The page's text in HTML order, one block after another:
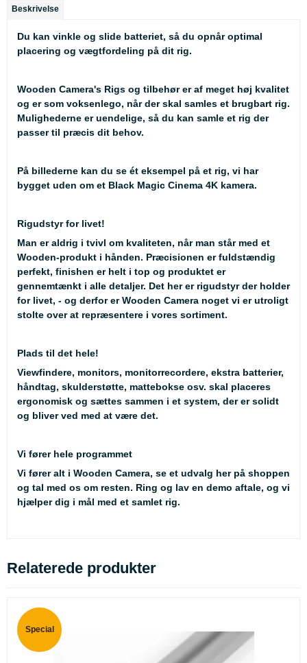
Beskrivelse
Du kan vinkle og slide batteriet, så du opnår optimal
placering og vægtfordeling på dit rig.
Wooden Camera's Rigs og tilbehør er af meget høj kvalitet
og er som voksenlego, når der skal samles et brugbart rig.
Mulighederne er uendelige, så du kan samle et rig der
passer til præcis dit behov.
På billederne kan du se ét eksempel på et rig, vi har
bygget uden om et Black Magic Cinema 4K kamera.
Rigudstyr for livet!
Man er aldrig i tvivl om kvaliteten, når man står med et
Wooden-produkt i hånden. Præcisionen er fuldstændig
perfekt, finishen er helt i top og produktet er
gennemtænkt i alle detaljer. Det her er rigudstyr der holder
for livet, - og derfor er Wooden Camera noget vi er utroligt
stolte over at repræsentere i vores sortiment.
Plads til det hele!
Viewfindere, monitors, monitorrecordere, ekstra batterier,
håndtag, skulderstøtte, mattebokse osv. skal placeres
ergonomisk og sættes sammen i et system, der er solidt
og bliver ved med at være det.
Vi fører hele programmet
Vi fører alt i Wooden Camera, se et udvalg her på shoppen
og tal med os om resten. Ring og lav en demo aftale, og vi
hjælper dig i mål med et samlet rig.
Relaterede produkter
Special